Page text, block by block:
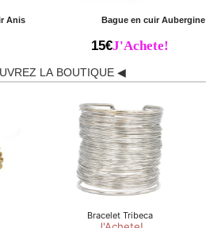
Anis Bague en cuir Aubergine
15€J'Achete!
LA BOUTIQUE ◀